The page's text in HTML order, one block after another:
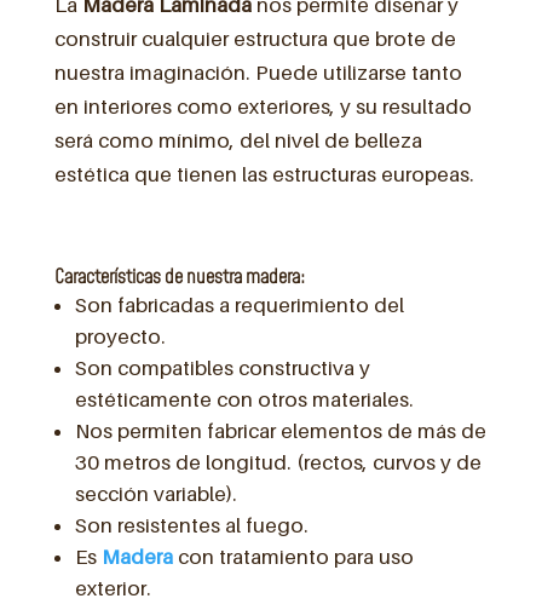
construir cualquier estructura que brote de
nuestra imaginación. Puede utilizarse tanto
en interiores como exteriores, y su resultado
será como mínimo, del nivel de belleza
estética que tienen las estructuras europeas.
Características de nuestra madera:
Son fabricadas a requerimiento del
proyecto.
Son compatibles constructiva y
estéticamente con otros materiales.
Nos permiten fabricar elementos de más de
30 metros de longitud. (rectos, curvos y de
sección variable).
Son resistentes al fuego.
Es Madera con tratamiento para uso
exterior.